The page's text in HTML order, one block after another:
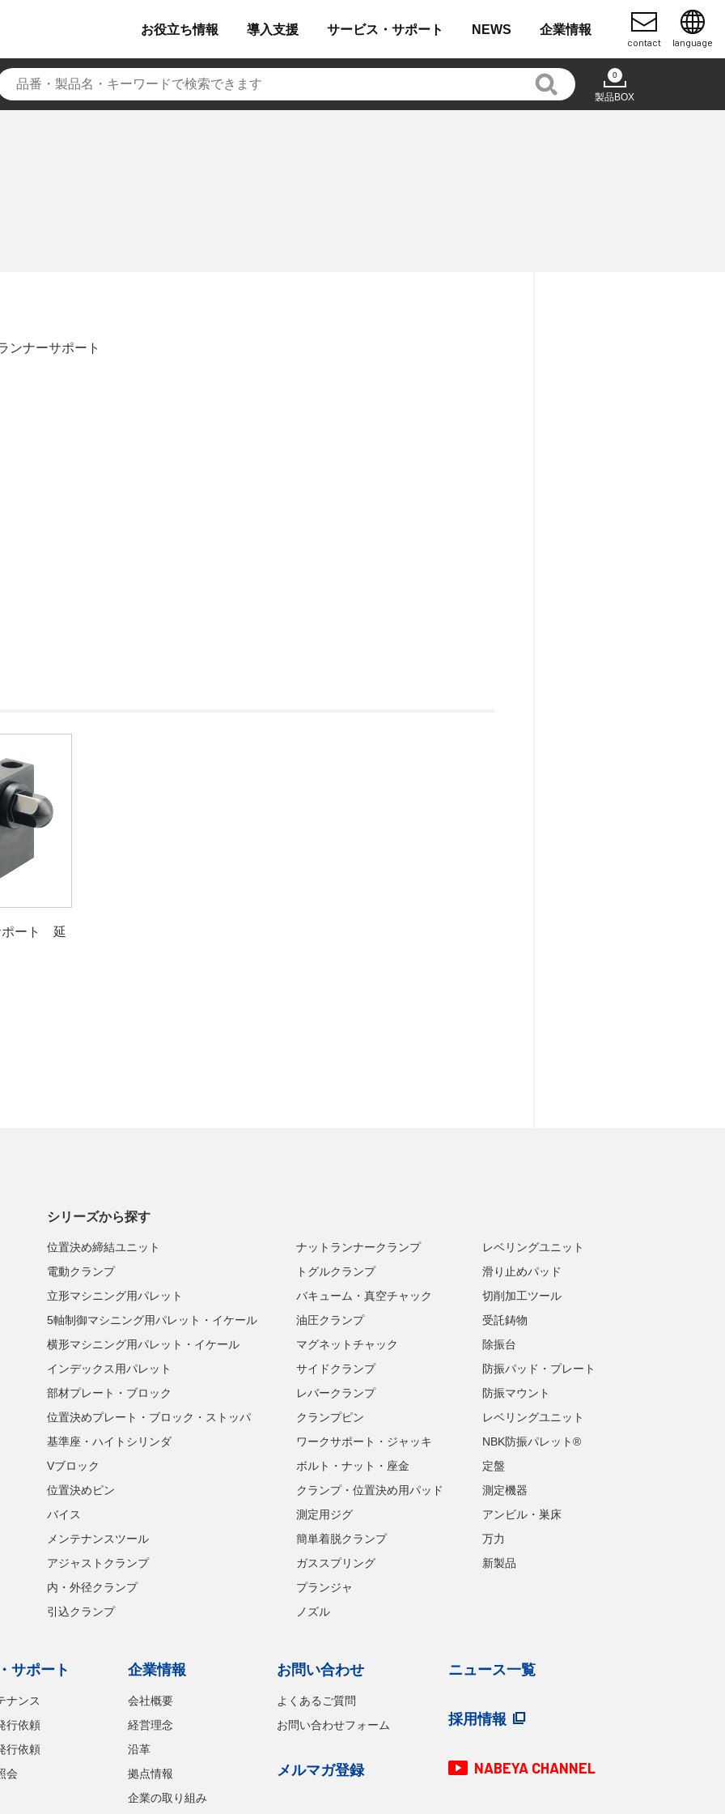
お役立ち情報 導入支援 サービス・ サポート NEWS 企業情報
contact language
0
製品BOX
ンナーサポート
ポート 延
シリーズから探す
位置決め締結ユニット
電動クランプ
立形マシニング用パレット
5軸制御マシニング用パレット・イケール
横形マシニング用パレット・イケール
インデックス用パレット
部材プレート・ブロック
位置決めプレート・ブロック・ストッパ
基準座・ハイトシリンダ
Vブロック
位置決めピン
バイス
メンテナンスツール
アジャストクランプ
内・外径クランプ
引込クランプ
ナットランナークランプ
トグルクランプ
バキューム・真空チャック
油圧クランプ
マグネットチャック
サイドクランプ
レバークランプ
クランプピン
ワークサポート・ジャッキ
ボルト・ナット・座金
クランプ・位置決め用パッド
測定用ジグ
簡単着脱クランプ
ガススプリング
プランジャ
ノズル
レベリングユニット
滑り止めパッド
切削加工ツール
受託鋳物
除振台
防振パッド・プレート
防振マウント
レベリングユニット
NBK防振パレット®
定盤
測定機器
アンビル・巣床
万力
新製品
サポート
ナンス
行依頼
行依頼
会
企業情報
会社概要
経営理念
沿革
拠点情報
企業の取り組み
お問い合わせ
よくあるご質問
お問い合わせフォーム
メルマガ登録
ニュース一覧
採用情報
NABEYA CHANNEL